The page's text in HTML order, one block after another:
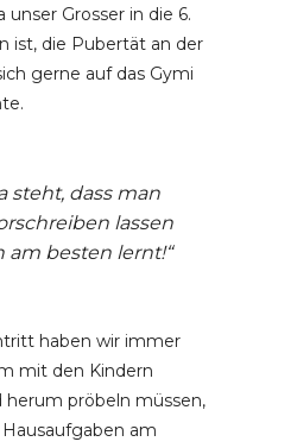
Grosser in die 6.
ist, die Pubertät an der
gerne auf das Gymi
steht, dass man
lassen
am besten lernt!“
haben wir immer
mit den Kindern
herum pröbeln müssen,
am